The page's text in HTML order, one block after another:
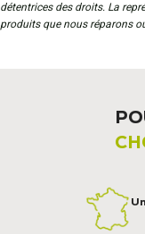
détentrices des droits. La
produits que nous réparons